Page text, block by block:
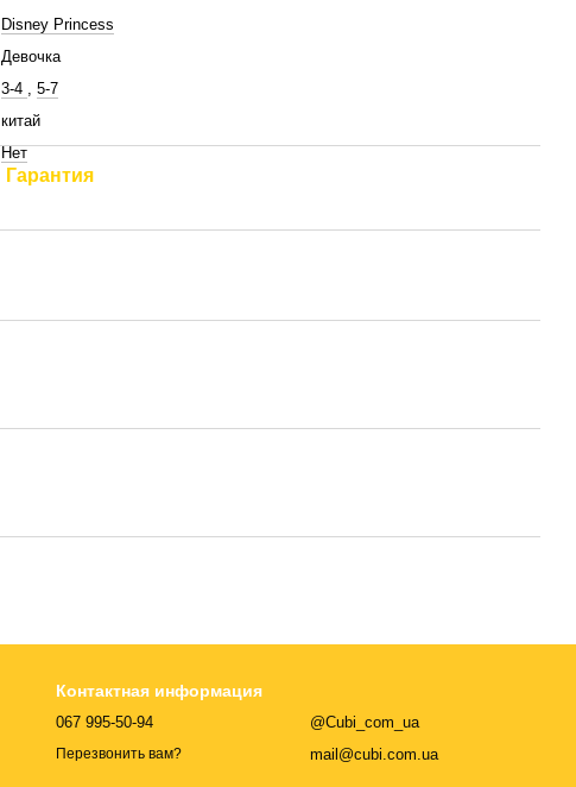
Disney Princess
Девочка
3-4 , 5-7
китай
Нет
Гарантия
Контактная информация
067 995-50-94
Перезвонить вам?
@Cubi_com_ua
mail@cubi.com.ua